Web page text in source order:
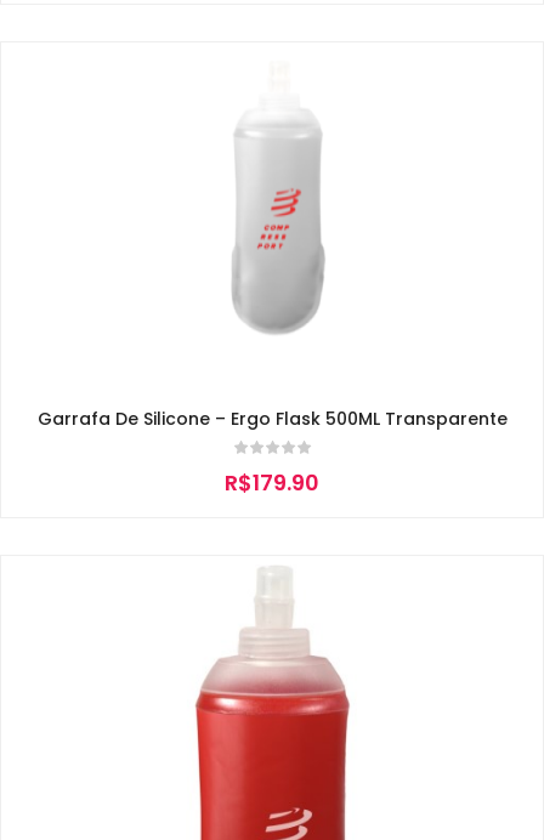
Garrafa De Silicone – Ergo Flask 500ML Transparente
R$179.90